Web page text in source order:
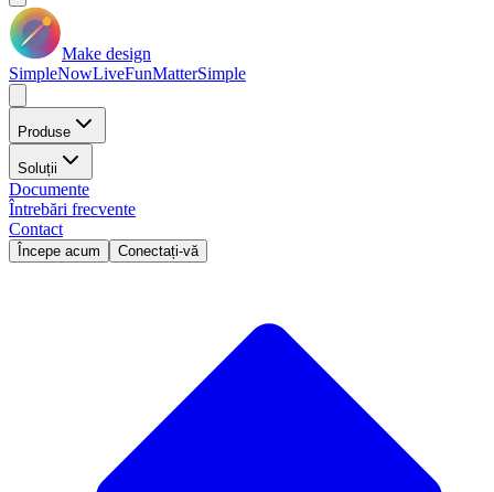
Make design
SimpleNowLiveFunMatterSimple
Produse
Soluții
Documente
Întrebări frecvente
Contact
Începe acum Conectați-vă